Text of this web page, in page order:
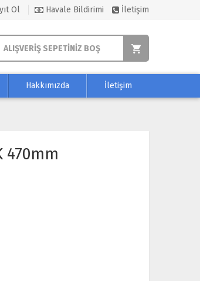
Ol Havale Bildirimi İletişim
ALIŞVERİŞ SEPETİNİZ BOŞ
Hakkımızda İletişim
470mm